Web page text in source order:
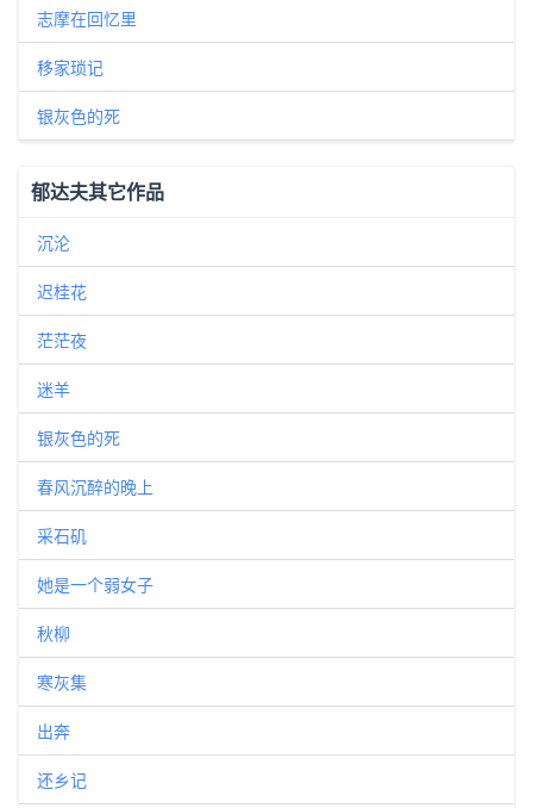
志摩在回忆里
移家琐记
银灰色的死
郁达夫其它作品
沉沦
迟桂花
茫茫夜
迷羊
银灰色的死
春风沉醉的晚上
采石矶
她是一个弱女子
秋柳
寒灰集
出奔
还乡记